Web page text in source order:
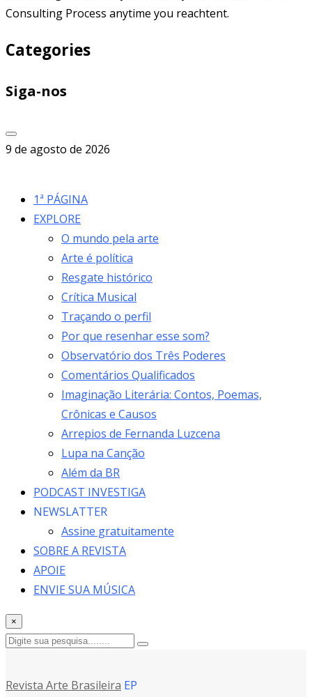
Consulting Process anytime you reachtent.
Categories
Siga-nos
9 de agosto de 2026
1ª PÁGINA
EXPLORE
O mundo pela arte
Arte é política
Resgate histórico
Crítica Musical
Traçando o perfil
Por que resenhar esse som?
Observatório dos Três Poderes
Comentários Qualificados
Imaginação Literária: Contos, Poemas,
Crônicas e Causos
Arrepios de Fernanda Luzcena
Lupa na Canção
Além da BR
PODCAST INVESTIGA
NEWSLATTER
Assine gratuitamente
SOBRE A REVISTA
APOIE
ENVIE SUA MÚSICA
×
Revista Arte Brasileira EP